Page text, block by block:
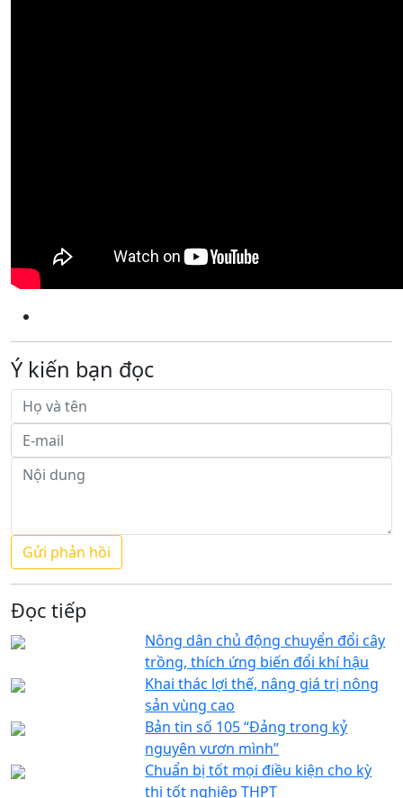
Ý kiến bạn đọc
Đọc tiếp
Nông dân chủ động chuyển đổi cây
trồng, thích ứng biến đổi khí hậu
Khai thác lợi thế, nâng giá trị nông
sản vùng cao
Bản tin số 105 “Đảng trong kỷ
nguyên vươn mình”
Chuẩn bị tốt mọi điều kiện cho kỳ
thi tốt nghiệp THPT